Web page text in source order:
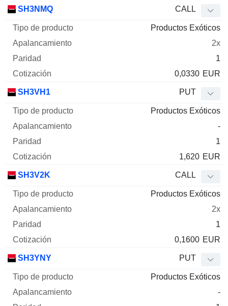
SH3NMQ CALL
Productos Exóticos
2x
1
0,0330 EUR
SH3VH1 PUT
Productos Exóticos
-
1
1,620 EUR
SH3V2K CALL
Productos Exóticos
2x
1
0,1600 EUR
SH3YNY PUT
Productos Exóticos
-